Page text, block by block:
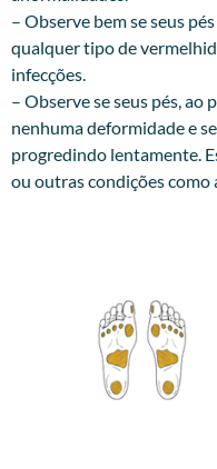
– Observe bem se seus
qualquer tipo de
infecções.
– Observe se seus pés,
nenhuma deformidade e
progredindo lentamente.
ou outras condições